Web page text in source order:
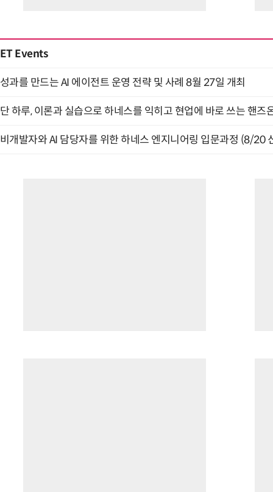
ET Events
성과를 만드는 AI 에이전트 운영 전략 및 사례 8월 27일 개최
단 하루, 이론과 실습으로 하네스를 익히고 현업에 바로 쓰는 핸즈
비개발자와 AI 담당자를 위한 하네스 엔지니어링 입문과정 (8/20